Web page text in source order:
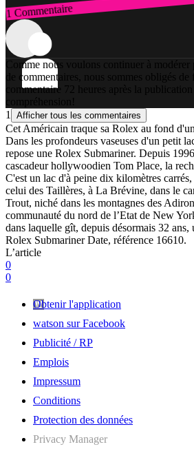
1 Commentaire
Connexion
Comme nous voulons continuer à modérer
de commentaires, nous sommes obligés
commentaire 72 heures après la
compréhension!
1
Afficher tous les commentaires
Cet Américain traque sa Rolex au fond
Dans les profondeurs vaseuses d'un petit
repose une Rolex Submariner. Depuis
cascadeur hollywoodien Tom Place, la
C'est un lac d'à peine dix kilomètres
celui des Taillères, à La Brévine, dans le
Trout, niché dans les montagnes des
communauté du nord de l’Etat de New
dans laquelle gît, depuis désormais 32
Rolex Submariner Date, référence 16610.
L’article
0
0
Obtenir l'application
watson sur Facebook
Publicité / RP
Emplois
Impressum
Conditions
Protection des données
Privacy Manager